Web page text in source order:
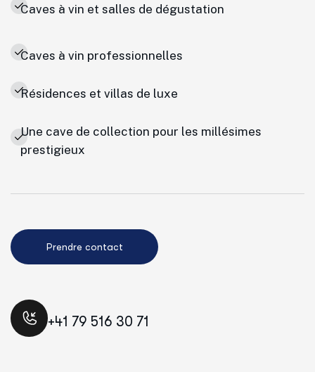
Caves à vin et salles de dégustation
Caves à vin professionnelles
Résidences et villas de luxe
Une cave de collection pour les millésimes
prestigieux
+41 79 516 30 71